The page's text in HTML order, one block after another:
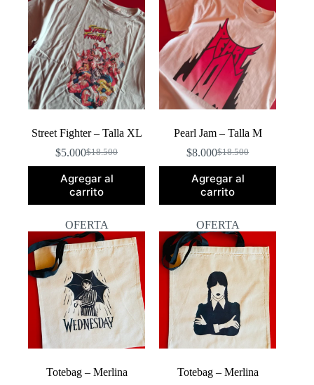
Street Fighter – Talla XL
$18.500
El
precio
original
era:
$18.500.
$5.000El
precio
actual
es:
$5.000.
Agregar al
carrito
Pearl Jam – Talla M
$18.500
El
precio
original
era:
$18.500.
$8.000El
precio
actual
es:
$8.000.
Agregar al
carrito
OFERTA
Totebag – Merlina
OFERTA
Totebag – Merlina